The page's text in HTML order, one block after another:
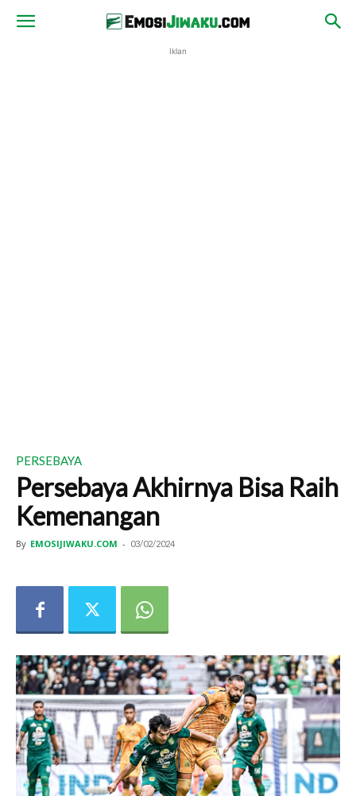
Iklan
PERSEBAYA
Persebaya Akhirnya Bisa Raih
Kemenangan
By EMOSIJIWAKU.COM - 03/02/2024